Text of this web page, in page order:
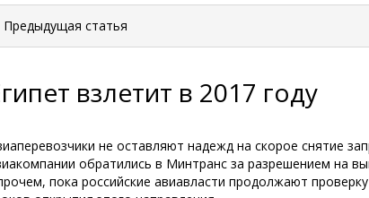
статья
взлетит в 2017 году
не оставляют надежд на скорое снятие
обратились в Минтранс за разрешением на
пока российские авиавласти продолжают